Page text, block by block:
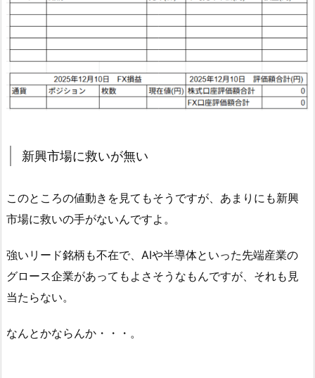
新興市場に救いが無い
このところの値動きを見てもそうですが、あまりにも新興
市場に救いの手がないんですよ。
強いリード銘柄も不在で、AIや半導体といった先端産業の
グロース企業があってもよさそうなもんですが、それも見
当たらない。
なんとかならんか・・・。